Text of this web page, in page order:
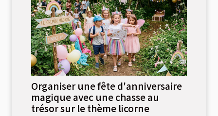
Organiser une fête d'anniversaire
magique avec une chasse au
trésor sur le thème licorne